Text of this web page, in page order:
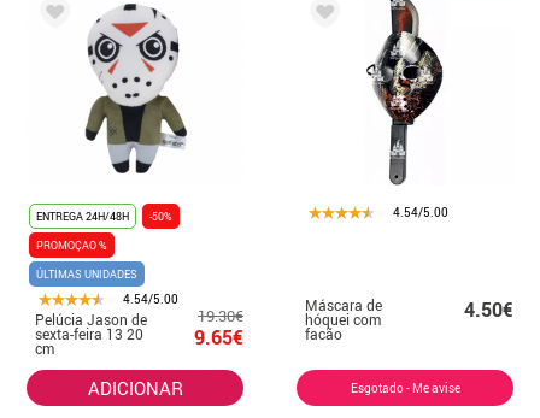
ENTREGA 24H/48H
-50%
PROMOÇAO %
ÚLTIMAS UNIDADES
4.54/5.00
Pelúcia Jason de
sexta-feira 13 20
cm
19.30€
9.65€
ADICIONAR
4.54/5.00
Máscara de
hóquei com
facão
4.50€
Esgotado - Me avise